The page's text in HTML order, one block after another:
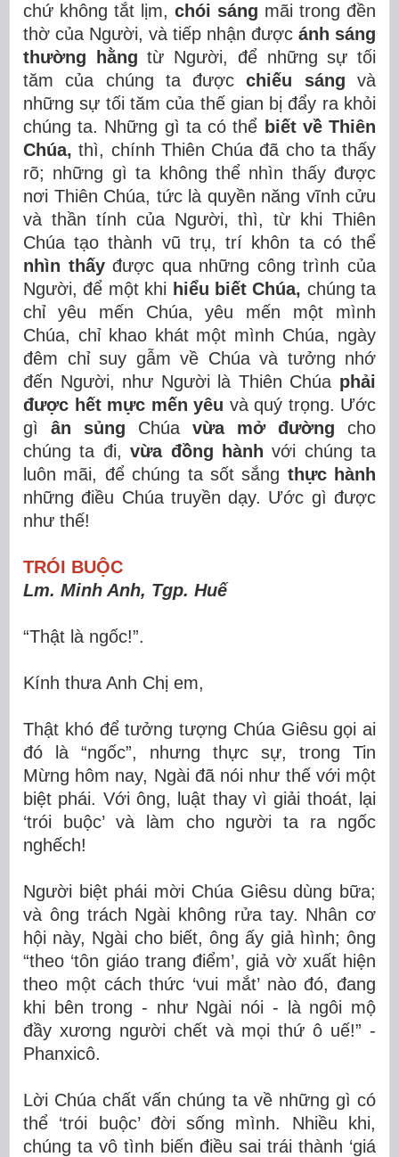
chứ không tắt lịm, chói sáng mãi trong đền
thờ của Người, và tiếp nhận được ánh sáng
thường hằng từ Người, để những sự tối
tăm của chúng ta đượcchiếu sáng và
những sự tối tăm của thế gian bị đẩy ra khỏi
chúng ta. Những gì ta có thể biết về Thiên
Chúa, thì, chính Thiên Chúa đã cho ta thấy
rõ; những gì ta không thể nhìn thấy được
nơi Thiên Chúa, tức là quyền năng vĩnh cửu
và thần tính của Người, thì, từ khi Thiên
Chúa tạo thành vũ trụ, trí khôn ta có thể
nhìn thấyđược qua những công trình của
Người, để một khi hiểu biết Chúa, chúng ta
chỉ yêu mến Chúa, yêu mến một mình
Chúa, chỉ khao khát một mình Chúa, ngày
đêm chỉ suy gẫm về Chúa và tưởng nhớ
đến Người, như Người là Thiên Chúa phải
được hết mực mến yêu và quý trọng. Ước
gì ân sủng Chúa vừa mở đường cho
chúng ta đi,vừa đồng hành với chúng ta
luôn mãi, để chúng ta sốt sắng thực hành
những điều Chúa truyền dạy. Ước gì được
như thế!
TRÓI BUỘC
Lm. Minh Anh, Tgp. Huế
“Thật là ngốc!”.
Kính thưa Anh Chị em,
Thật khó để tưởng tượng Chúa Giêsu gọi ai
đó là “ngốc”, nhưng thực sự, trong Tin
Mừng hôm nay, Ngài đã nói như thế với một
biệt phái. Với ông, luật thay vì giải thoát, lại
‘trói buộc’ và làm cho người ta ra ngốc
nghếch!
Người biệt phái mời Chúa Giêsu dùng bữa;
và ông trách Ngài không rửa tay. Nhân cơ
hội này, Ngài cho biết, ông ấy giả hình; ông
“theo ‘tôn giáo trang điểm’, giả vờ xuất hiện
theo một cách thức ‘vui mắt’ nào đó, đang
khi bên trong - như Ngài nói - là ngôi mộ
đầy xương người chết và mọi thứ ô uế!” -
Phanxicô.
Lời Chúa chất vấn chúng ta về những gì có
thể ‘trói buộc’ đời sống mình. Nhiều khi,
chúng ta vô tình biến điều sai trái thành ‘giá